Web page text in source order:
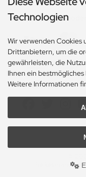
Zahlungsmethoden
Social Media
heikes-
Technologien
Wir verwenden Cookies
Drittanbietern, um die
gewährleisten, die
Ihnen ein
Weitere Informationen